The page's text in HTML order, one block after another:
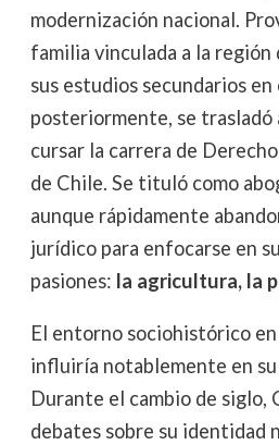
modernización nacional.
familia vinculada a la
sus estudios secundarios en
posteriormente, se trasladó
cursar la carrera de
de Chile. Se tituló como
aunque rápidamente
jurídico para enfocarse en
pasiones: la agricultura, la
El entorno sociohistórico
influiría notablemente en
Durante el cambio de siglo,
debates sobre su identidad